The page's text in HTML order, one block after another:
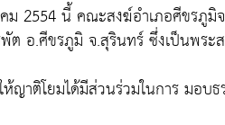
ม 2554 นี้ คณะสงฆ์อำเภอศีขรภู
อ.ศีขรภูมิ จ.สุรินทร์ ซึ่งเป็นพระ
ญาติโยมได้มีส่วนร่วมในการ มอบ